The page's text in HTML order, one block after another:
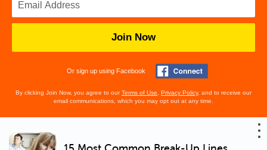
Join Now
Or sign up using Facebook
By clicking Join Now, you agree to ourTerms of Use Privacy Policy, and to receive our
email communications, which you may opt out at any time.